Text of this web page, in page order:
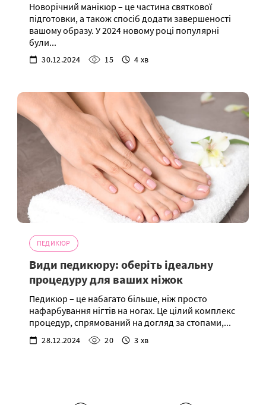
Новорічний манікюр – це частина святкової
підготовки, а також спосіб додати завершеності
вашому образу. У 2024 новому році популярні
були...
30.12.2024 15 4 хв
ПЕДИКЮР
Види педикюру: оберіть ідеальну
процедуру для ваших ніжок
Педикюр – це набагато більше, ніж просто
нафарбування нігтів на ногах. Це цілий комплекс
процедур, спрямований на догляд за стопами,...
28.12.2024 20 3 хв